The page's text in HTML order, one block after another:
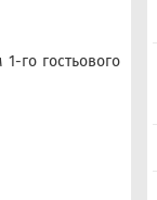
го гостьового